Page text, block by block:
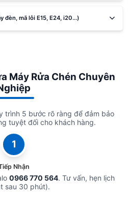
đèn, mã lỗi E15, E24, i20...)
Máy Rửa Chén Chuyên
trình 5 bước rõ ràng để đảm bảo
tuyệt đối cho khách hàng.
1
Nhận
0966 770 564. Tư vấn, hẹn lịch
sau 30 phút).